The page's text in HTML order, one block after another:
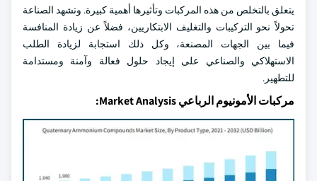
يتعلق بالتخلص من هذه المركبات وتأثيرها أهمية كبيرة. وتشهد الصناعة
تحولاً نحو التركيبات والتغليف الابتكاريين، فضلاً عن زيادة المنافسة
فيما بين الجهات المصنعة، وكل ذلك استجابة لزيادة الطلب
الاستهلاكي والصناعي على إيجاد حلول فعالة وآمنة ومستدامة
للتطهير.
مركبات الأمونيوم الرباعي Market Analysis: